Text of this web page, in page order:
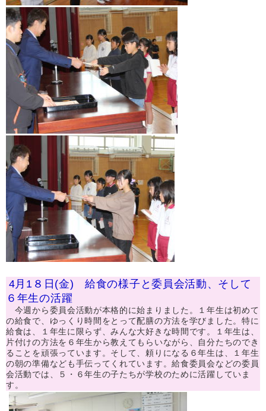
4月1８日(金) 給食の様子と委員会活動、そして
６年生の活躍
今週から委員会活動が本格的に始まりました。１年生は初めて
の給食で、ゆっくり時間をとって配膳の方法を学びました。特に
給食は、１年生に限らず、みんな大好きな時間です。１年生は、
片付けの方法を６年生から教えてもらいながら、自分たちのでき
ることを頑張っています。そして、頼りになる６年生は、１年生
の朝の準備なども手伝ってくれています。給食委員会などの委員
会活動では、５・６年生の子たちが学校のために活躍していま
す。